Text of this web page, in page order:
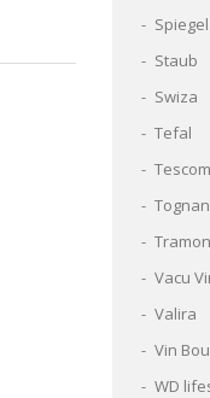
Staub
Swiza
Tefal
Vacu
Valira
Vin
WD